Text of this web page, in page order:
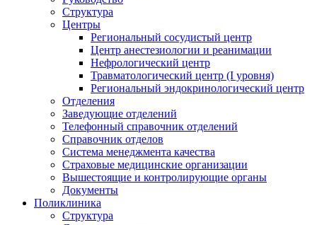
Структура
Центры
Региональный сосудистый центр
Центр анестезиологии и реанимации
Нефрологический центр
Травматологический центр (I уровня)
Региональный эндокринологический центр
Отделения
Заведующие отделений
Телефонный справочник отделений
Справочник отделов
Система менеджмента качества
Страховые медицинские организации
Вышестоящие и контролирующие органы
Документы
Поликлиника
Структура